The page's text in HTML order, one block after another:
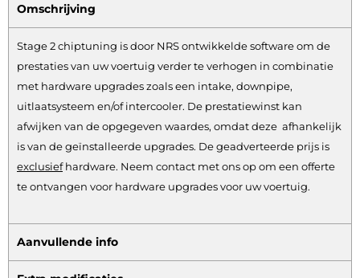
Omschrijving
Stage 2 chiptuning is door NRS ontwikkelde software om de
prestaties van uw voertuig verder te verhogen in combinatie
met hardware upgrades zoals een intake, downpipe,
uitlaatsysteem en/of intercooler. De prestatiewinst kan
afwijken van de opgegeven waardes, omdat deze afhankelijk
is van de geïnstalleerde upgrades. De geadverteerde prijs is
exclusiefhardware. Neem contact met ons op om een offerte
te ontvangen voor hardware upgrades voor uw voertuig.
Aanvullende info